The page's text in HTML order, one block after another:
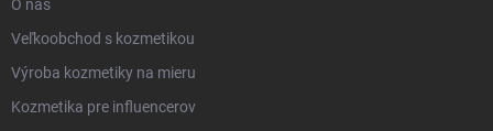
O nás
Veľkoobchod s kozmetikou
Výroba kozmetiky na mieru
Kozmetika pre influencerov